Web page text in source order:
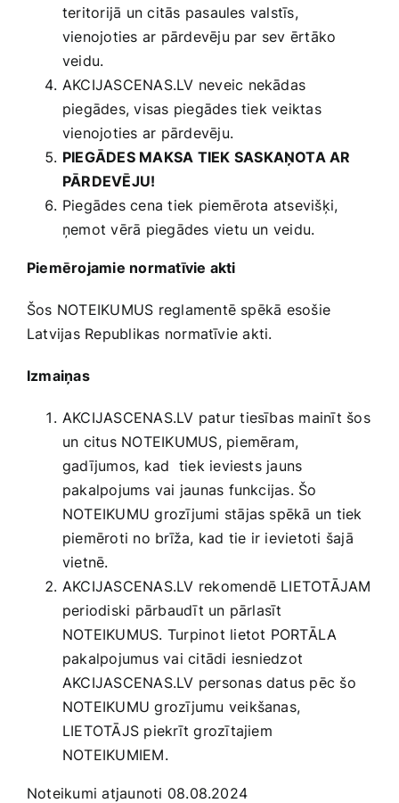
teritorijā un citās pasaules valstīs,
vienojoties ar pārdevēju par sev ērtāko
veidu.
AKCIJASCENAS.LV neveic nekādas
piegādes, visas piegādes tiek veiktas
vienojoties ar pārdevēju.
PIEGĀDES MAKSA TIEK SASKAŅOTA AR
PĀRDEVĒJU!
Piegādes cena tiek piemērota atsevišķi,
ņemot vērā piegādes vietu un veidu.
Piemērojamie normatīvie akti
Šos NOTEIKUMUS reglamentē spēkā esošie
Latvijas Republikas normatīvie akti.
Izmaiņas
AKCIJASCENAS.LV patur tiesības mainīt šos
un citus NOTEIKUMUS, piemēram,
gadījumos, kad tiek ieviests jauns
pakalpojums vai jaunas funkcijas. Šo
NOTEIKUMU grozījumi stājas spēkā un tiek
piemēroti no brīža, kad tie ir ievietoti šajā
vietnē.
AKCIJASCENAS.LV rekomendē LIETOTĀJAM
periodiski pārbaudīt un pārlasīt
NOTEIKUMUS. Turpinot lietot PORTĀLA
pakalpojumus vai citādi iesniedzot
AKCIJASCENAS.LV personas datus pēc šo
NOTEIKUMU grozījumu veikšanas,
LIETOTĀJS piekrīt grozītajiem
NOTEIKUMIEM.
Noteikumi atjaunoti 08.08.2024